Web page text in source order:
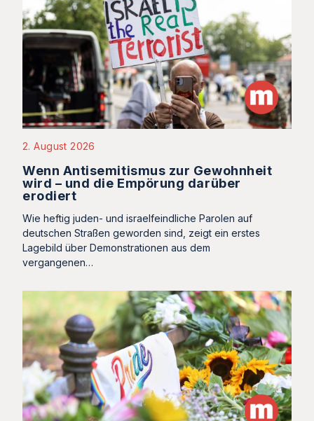
2. August 2026
Wenn Antisemitismus zur Gewohnheit
wird – und die Empörung darüber
erodiert
Wie heftig juden- und israelfeindliche Parolen auf
deutschen Straßen geworden sind, zeigt ein erstes
Lagebild über Demonstrationen aus dem
vergangenen…